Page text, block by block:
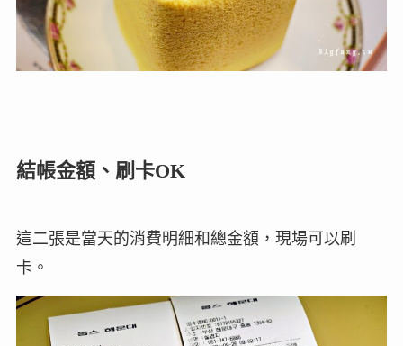
結帳金額、刷卡OK
這二張是當天的消費明細和總金額，現場可以刷
卡。